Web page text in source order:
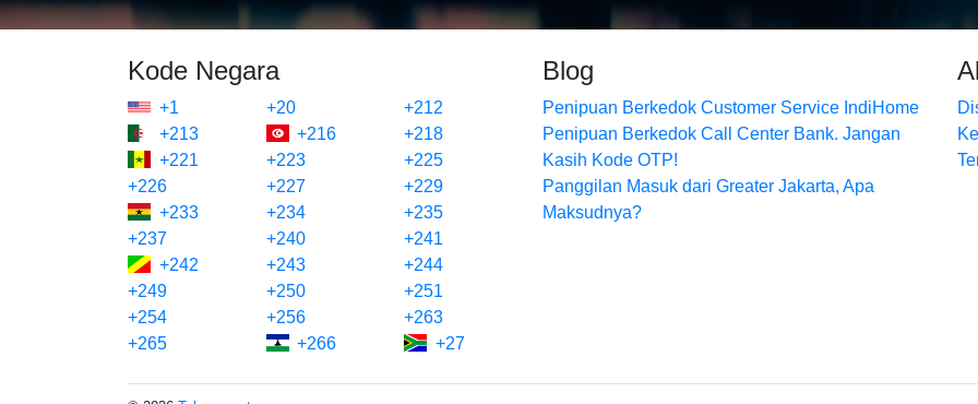
Kode Negara
+1 +20
+212
+213
+216
+218
+221
+223
+225
+226
+227
+229
+233
+234
+235
+237
+240
+241
+242
+243
+244
+249
+250
+251
+254
+256
+263
+265
+266 +27
Blog
Penipuan Berkedok Customer Service IndiHome
Penipuan Berkedok Call Center Bank. Jangan
Kasih Kode OTP!
Panggilan Masuk dari Greater Jakarta, Apa
Maksudnya?